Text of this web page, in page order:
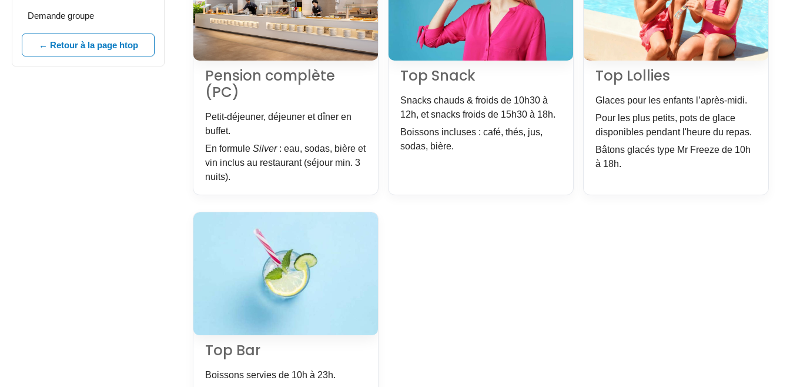
Demande groupe
← Retour à la page htop
Pension complète
(PC)
Petit-déjeuner, déjeuner et dîner en
buffet.
En formule Silver: eau, sodas, bière et
vin inclus au restaurant (séjour min. 3
nuits).
Top Snack
Snacks chauds & froids de 10h30 à
12h, et snacks froids de 15h30 à 18h.
Boissons incluses : café, thés, jus,
sodas, bière.
Top Lollies
Glaces pour les enfants l’après-midi.
Pour les plus petits, pots de glace
disponibles pendant l'heure du repas.
Bâtons glacés type Mr Freeze de 10h
à 18h.
Top Bar
Boissons servies de 10h à 23h.